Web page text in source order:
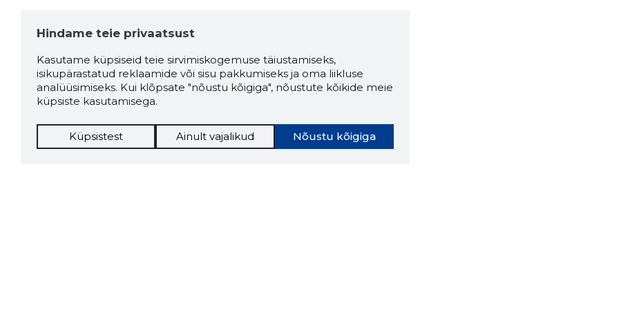
Hindame teie privaatsust
Kasutame küpsiseid teie sirvimiskogemuse täiustamiseks,
isikupärastatud reklaamide või sisu pakkumiseks ja oma liikluse
analüüsimiseks. Kui klõpsate "nõustu kõigiga", nõustute kõikide meie
küpsiste kasutamisega.
Nõustu kõigiga
Küpsistest Ainult vajalikud